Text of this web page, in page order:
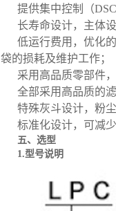
提供集中控制（
长寿命设计，主体
低运行费用，优化
袋的损耗及维护工作；
采用高品质零部件
全部采用高品质的
特殊灰斗设计，粉
标准化设计，可减
五、选型
1.型号说明